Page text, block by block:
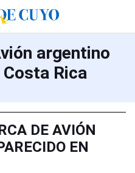
argentino
Rica
DE AVIÓN
EN